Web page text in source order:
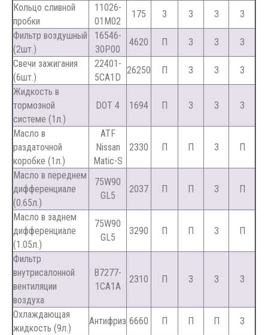
Кольцо сливной
пробки
11026-
01M02
175 З З З
З
Фильтр воздушный
(2шт.)
16546-
30P00
4620 П З З
З
Свечи зажигания
(6шт.)
22401-
5CA1D
26250 П З З
З
Жидкость в
тормозной
системе (1л.)
DOT 4 1694 П З З З
Масло в
раздаточной
коробке (1л.)
ATF
Nissan
Matic-S
2330 П П З П
Масло в переднем
дифференциале
(0.65л.)
75W90
GL5
2037 П П З П
Масло в заднем
дифференциале
(1.05л.)
75W90
GL5
3290 П П З П
Фильтр
внутрисалонной
вентиляции
воздуха
B7277-
1CA1A
2310 П З З З
Охлаждающая
жидкость (9л.)
Антифриз 6660 П П П
З